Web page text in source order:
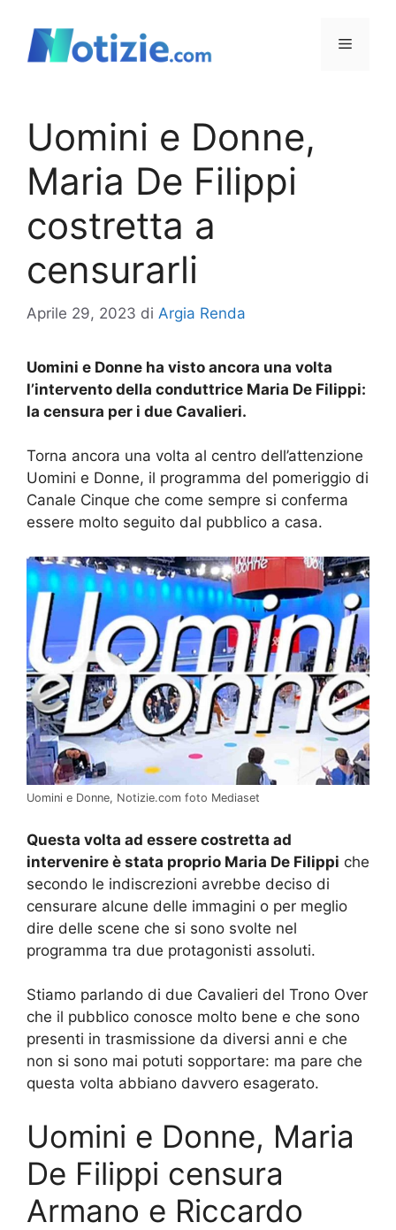
contenuto
Menu
Uomini e Donne,
Maria De Filippi
costretta a
censurarli
Aprile 29, 2023 di Argia Renda
Uomini e Donne ha visto ancora una volta
l’intervento della conduttrice Maria De Filippi:
la censura per i due Cavalieri.
Torna ancora una volta al centro dell’attenzione
Uomini e Donne, il programma del pomeriggio di
Canale Cinque che come sempre si conferma
essere molto seguito dal pubblico a casa.
Uomini e Donne, Notizie.com foto Mediaset
Questa volta ad essere costretta ad
intervenire è stata proprio Maria De Filippi che
secondo le indiscrezioni avrebbe deciso di
censurare alcune delle immagini o per meglio
dire delle scene che si sono svolte nel
programma tra due protagonisti assoluti.
Stiamo parlando di due Cavalieri del Trono Over
che il pubblico conosce molto bene e che sono
presenti in trasmissione da diversi anni e che
non si sono mai potuti sopportare: ma pare che
questa volta abbiano davvero esagerato.
Uomini e Donne, Maria
De Filippi censura
Armano e Riccardo